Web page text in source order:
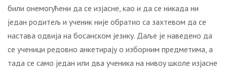
били онемогућени да се изјасне, као и да се никада ни
један родитељ и ученик није обратио са захтевом да се
настава одвија на босанском језику. Даље је наведено да
се ученици редовно анкетирају о изборним предметима, а
тада се само један или два ученика на нивоу школе изјасне